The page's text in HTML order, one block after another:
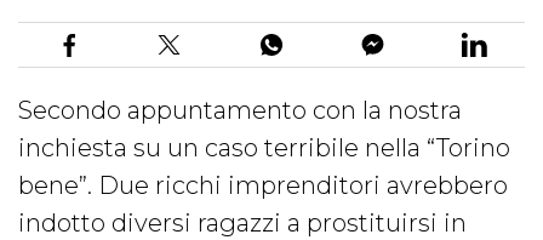
Secondo appuntamento con la nostra
inchiesta su un caso terribile nella “Torino
bene”. Due ricchi imprenditori avrebbero
indotto diversi ragazzi a prostituirsi in